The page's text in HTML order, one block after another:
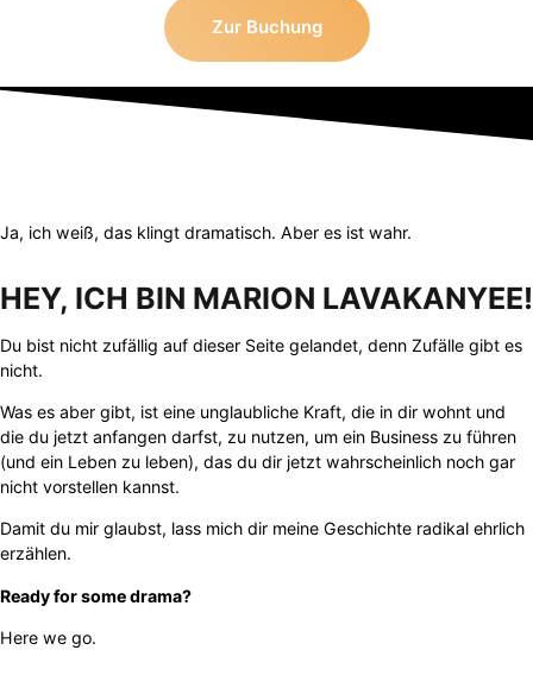
Zur Buchung
Ja, ich weiß, das klingt dramatisch. Aber es ist wahr.
HEY, ICH BIN MARION LAVAKANYEE!
Du bist nicht zufällig auf dieser Seite gelandet, denn Zufälle gibt es
nicht.
Was es aber gibt, ist eine unglaubliche Kraft, die in dir wohnt und
die du jetzt anfangen darfst, zu nutzen, um ein Business zu führen
(und ein Leben zu leben), das du dir jetzt wahrscheinlich noch gar
nicht vorstellen kannst.
Damit du mir glaubst, lass mich dir meine Geschichte radikal ehrlich
erzählen.
Ready for some drama?
Here we go.